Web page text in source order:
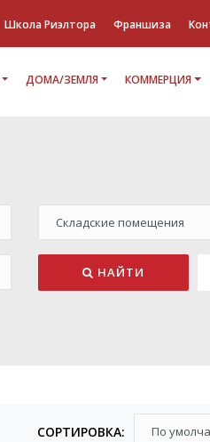
Школа Риэлтора Франшиза
ДОМА/ЗЕМЛЯ КОММЕРЦИЯ
НАЙТИ
СОРТИРОВКА: